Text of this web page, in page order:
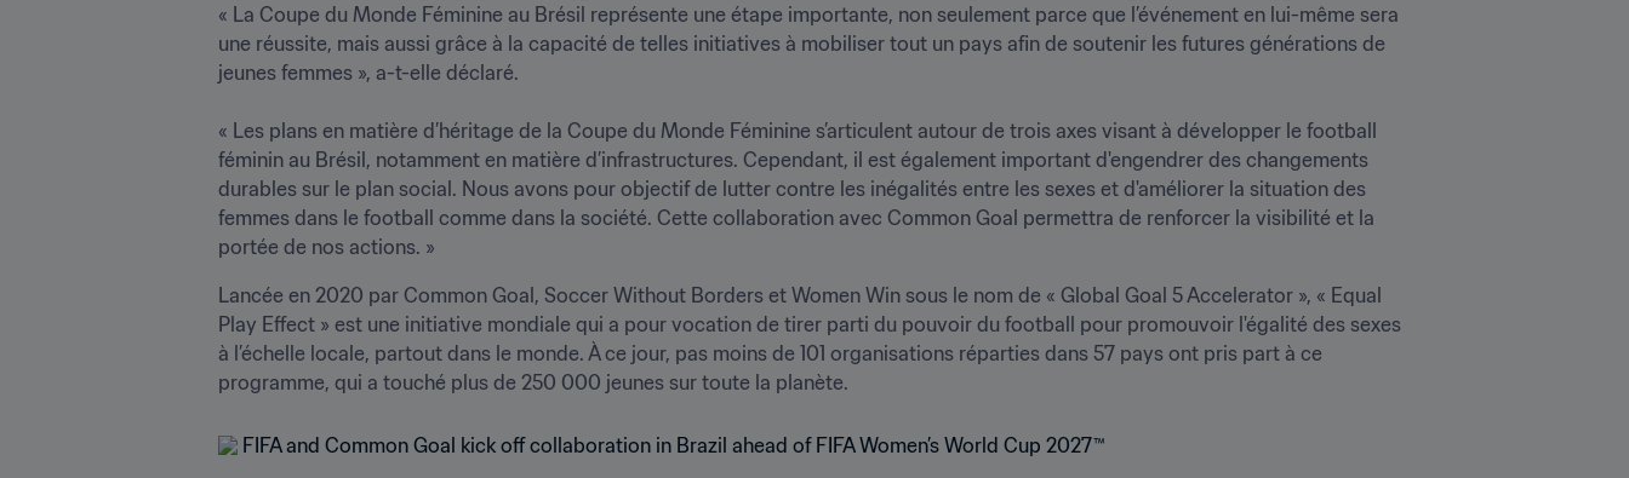
« La Coupe du Monde Féminine au Brésil représente une étape importante, non seulement parce que l’événement en lui-même sera
une réussite, mais aussi grâce à la capacité de telles initiatives à mobiliser tout un pays afin de soutenir les futures générations de
jeunes femmes », a-t-elle déclaré.
« Les plans en matière d’héritage de la Coupe du Monde Féminine s’articulent autour de trois axes visant à développer le football
féminin au Brésil, notamment en matière d’infrastructures. Cependant, il est également important d'engendrer des changements
durables sur le plan social. Nous avons pour objectif de lutter contre les inégalités entre les sexes et d'améliorer la situation des
femmes dans le football comme dans la société. Cette collaboration avec Common Goal permettra de renforcer la visibilité et la
portée de nos actions. »
Lancée en 2020 par Common Goal, Soccer Without Borders et Women Win sous le nom de « Global Goal 5 Accelerator », « Equal
Play Effect » est une initiative mondiale qui a pour vocation de tirer parti du pouvoir du football pour promouvoir l'égalité des sexes
à l’échelle locale, partout dans le monde. À ce jour, pas moins de 101 organisations réparties dans 57 pays ont pris part à ce
programme, qui a touché plus de 250 000 jeunes sur toute la planète.